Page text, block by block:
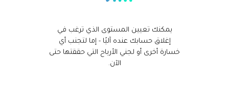
يمكنك تعيين المستوى الذي ترغب في
إغلاق حسابك عنده آليًا - إما لتجنب أي
خسارة أخرى أو لجني الأرباح التي حققتها حتى
الآن.